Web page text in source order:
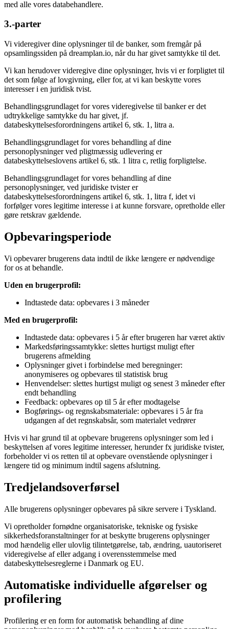
med alle vores databehandlere.
3.-parter
Vi videregiver dine oplysninger til de banker, som fremgår på
opsamlingssiden på dreamplan.io, når du har givet samtykke til det.
Vi kan herudover videregive dine oplysninger, hvis vi er forpligtet til
det som følge af lovgivning, eller for, at vi kan beskytte vores
interesser i en juridisk tvist.
Behandlingsgrundlaget for vores videregivelse til banker er det
udtrykkelige samtykke du har givet, jf.
databeskyttelsesforordningens artikel 6, stk. 1, litra a.
Behandlingsgrundlaget for vores behandling af dine
personoplysninger ved pligtmæssig udlevering er
databeskyttelseslovens artikel 6, stk. 1 litra c, retlig forpligtelse.
Behandlingsgrundlaget for vores behandling af dine
personoplysninger, ved juridiske tvister er
databeskyttelsesforordningens artikel 6, stk. 1, litra f, idet vi
forfølger vores legitime interesse i at kunne forsvare, opretholde eller
gøre retskrav gældende.
Opbevaringsperiode
Vi opbevarer brugerens data indtil de ikke længere er nødvendige
for os at behandle.
Uden en brugerprofil:
Indtastede data: opbevares i 3 måneder
Med en brugerprofil:
Indtastede data: opbevares i 5 år efter brugeren har været aktiv
Markedsføringssamtykke: slettes hurtigst muligt efter
brugerens afmelding
Oplysninger givet i forbindelse med beregninger:
anonymiseres og opbevares til statistisk brug
Henvendelser: slettes hurtigst muligt og senest 3 måneder efter
endt behandling
Feedback: opbevares op til 5 år efter modtagelse
Bogførings- og regnskabsmateriale: opbevares i 5 år fra
udgangen af det regnskabsår, som materialet vedrører
Hvis vi har grund til at opbevare brugerens oplysninger som led i
beskyttelsen af vores legitime interesser, herunder fx juridiske tvister,
forbeholder vi os retten til at opbevare ovenstående oplysninger i
længere tid og minimum indtil sagens afslutning.
Tredjelandsoverførsel
Alle brugerens oplysninger opbevares på sikre servere i Tyskland.
Vi opretholder fornødne organisatoriske, tekniske og fysiske
sikkerhedsforanstaltninger for at beskytte brugerens oplysninger
mod hændelig eller ulovlig tilintetgørelse, tab, ændring, uautoriseret
videregivelse af eller adgang i overensstemmelse med
databeskyttelsesreglerne i Danmark og EU.
Automatiske individuelle afgørelser og
profilering
Profilering er en form for automatisk behandling af dine